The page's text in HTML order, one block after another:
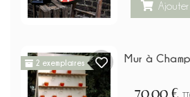
Ajouter
2 exemplaires Mur à
70,00 €